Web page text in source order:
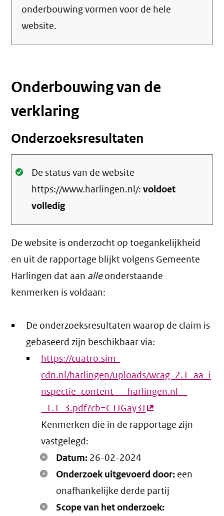
onderbouwing vormen voor de hele
website.
Onderbouwing van de
verklaring
Onderzoeksresultaten
Oké.
De status van de website
https://www.harlingen.nl/:voldoet
volledig
De website is onderzocht op toegankelijkheid
en uit de rapportage blijkt volgens Gemeente
Harlingen dat aan alleonderstaande
kenmerken is voldaan:
De onderzoeksresultaten waarop de claim is
gebaseerd zijn beschikbaar via:
https://cuatro.sim-
cdn.nl/harlingen/uploads/wcag_2.1_aa_i
nspectie_content_-_harlingen.nl_-
_1.1_3.pdf?cb=C1JGay3J (externe
link)
Kenmerken die in de rapportage zijn
vastgelegd:
Datum: 26-02-2024
Onderzoek uitgevoerd door: een
onafhankelijke derde partij
Scope van het onderzoek: